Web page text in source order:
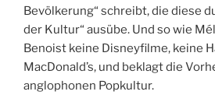
Bevölkerung“ schreibt, die diese
der Kultur“ ausübe. Und so wie
Benoist keine Disneyfilme, keine
MacDonald’s, und beklagt die
anglophonen Popkultur.